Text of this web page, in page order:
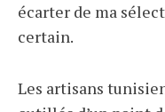
écarter de ma
certain.
Les artisans